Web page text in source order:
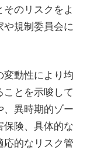
のリスクをよ
や規制委員会に
動性により均
とを示唆して
異時期的ゾー
険、具体的な
的なリスク管